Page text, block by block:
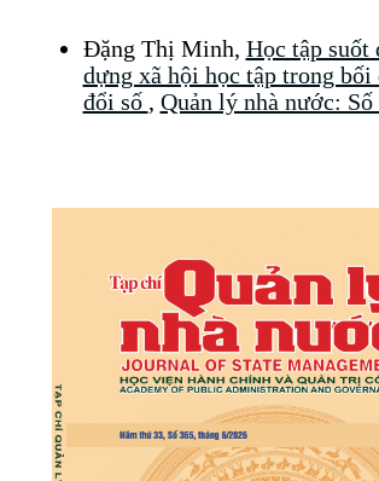
Đặng Thị Minh, Học tập suốt
dựng xã hội học tập trong bối
đổi số , Quản lý nhà nước: